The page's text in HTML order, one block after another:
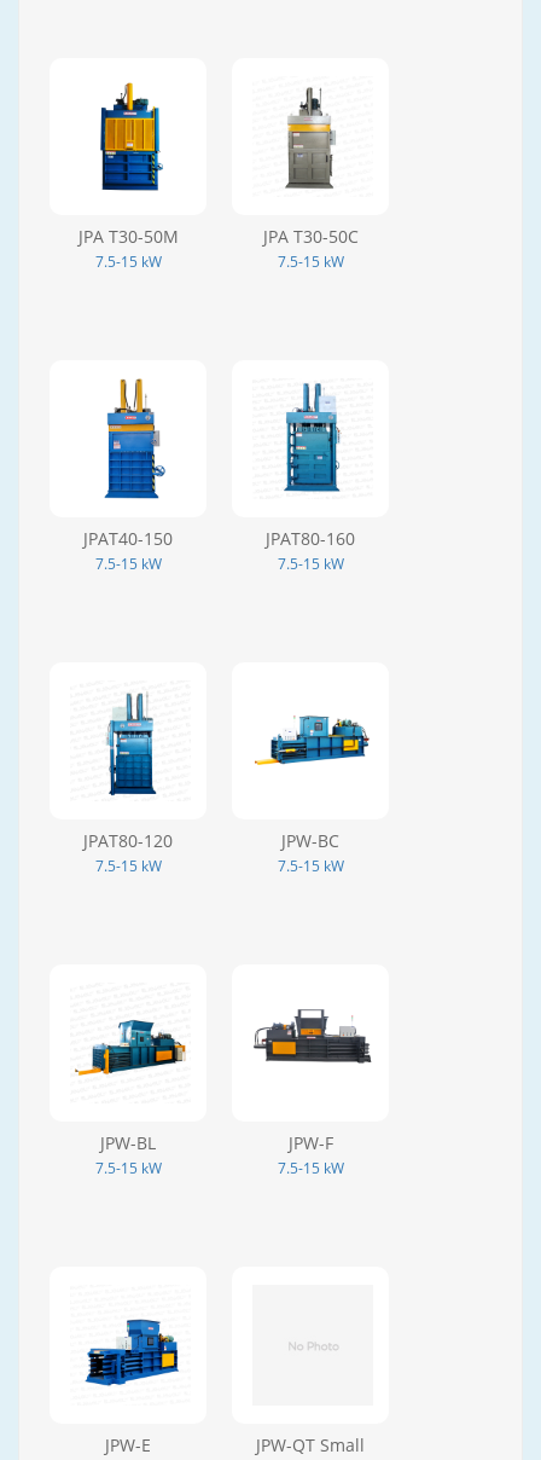
JPA T30-50M
7.5-15 kW
JPA T30-50C
7.5-15 kW
JPAT40-150
7.5-15 kW
JPAT80-160
7.5-15 kW
JPAT80-120
7.5-15 kW
JPW-BC
7.5-15 kW
JPW-BL
7.5-15 kW
JPW-F
7.5-15 kW
JPW-E JPW-QT Small